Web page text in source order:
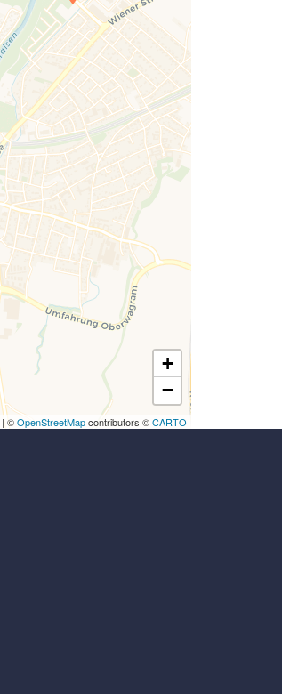
+
−
| ©OpenStreetMapcontributors ©CARTO